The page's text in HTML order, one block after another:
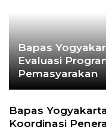
Bapas
Evaluasi
Pemasyarakan
Bapas
Koordinasi